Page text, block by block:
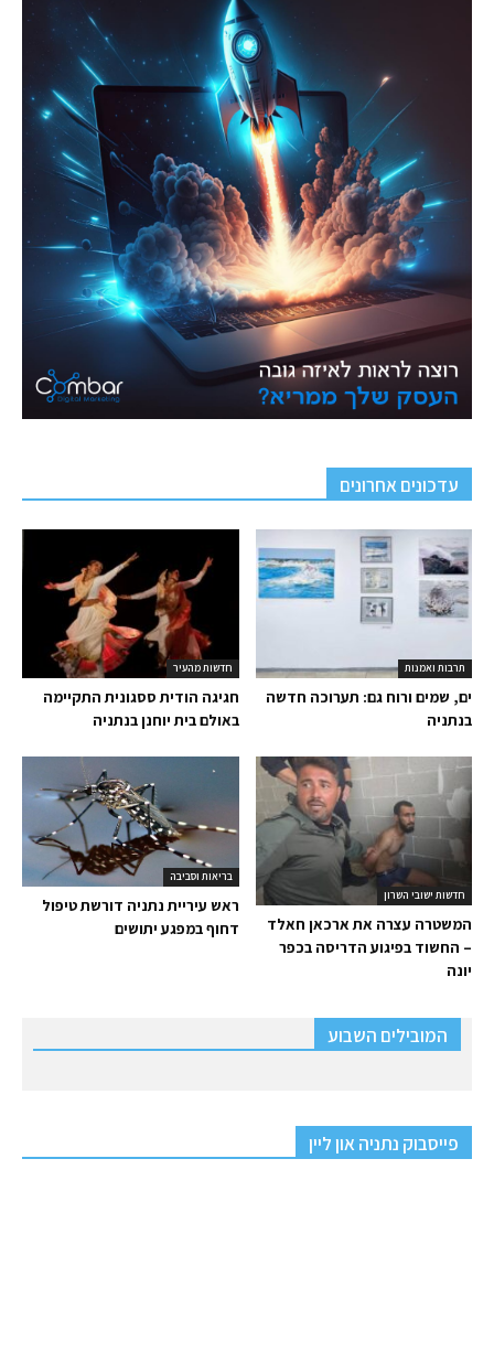
עדכונים אחרונים
חדשות מהעיר
חגיגה הודית ססגונית התקיימה
באולם בית יוחנן בנתניה
תרבות ואמנות
ים, שמים ורוח גם: תערוכה חדשה
בנתניה
בריאות וסביבה
ראש עיריית נתניה דורשת טיפול
דחוף במפגע יתושים
חדשות ישובי השרון
המשטרה עצרה את ארכאן חאלד
– החשוד בפיגוע הדריסה בכפר
יונה
המובילים השבוע
פייסבוק נתניה און ליין